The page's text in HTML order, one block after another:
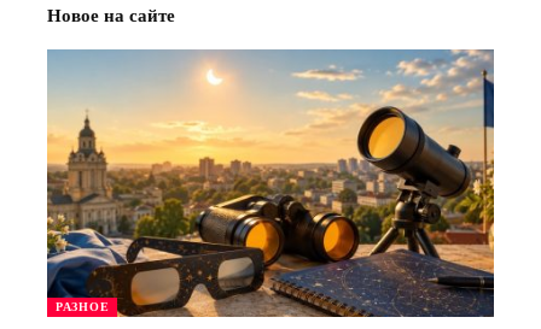
Новое на сайте
РАЗНОЕ